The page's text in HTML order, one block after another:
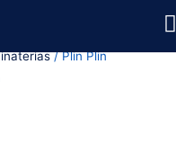
/ Plin Plin